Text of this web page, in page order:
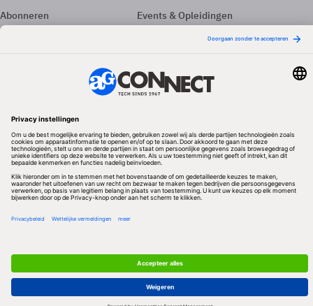
Abonneren
Adverteren
Events & Opleidingen
Volg ons
Redactionele partner
Algemene Voorwaarden & Copyrights